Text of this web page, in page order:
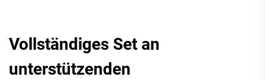
Vollständiges Set an
unterstützenden